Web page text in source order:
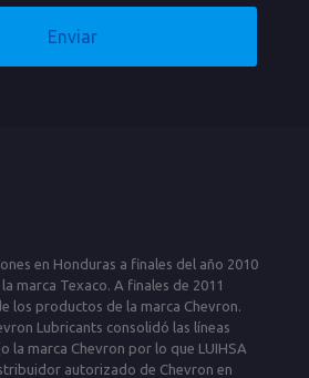
en Honduras a finales del año 2010
marca Texaco. A finales de 2011
los productos de la marca Chevron.
Lubricants consolidó las líneas
la marca Chevron por lo que LUIHSA
autorizado de Chevron en